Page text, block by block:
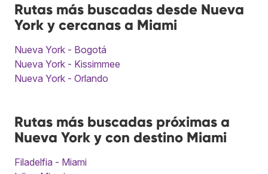
Rutas más buscadas desde Nueva
York y cercanas a Miami
Nueva York - Bogotá
Nueva York - Kissimmee
Nueva York - Orlando
Rutas más buscadas próximas a
Nueva York y con destino Miami
Filadelfia - Miami